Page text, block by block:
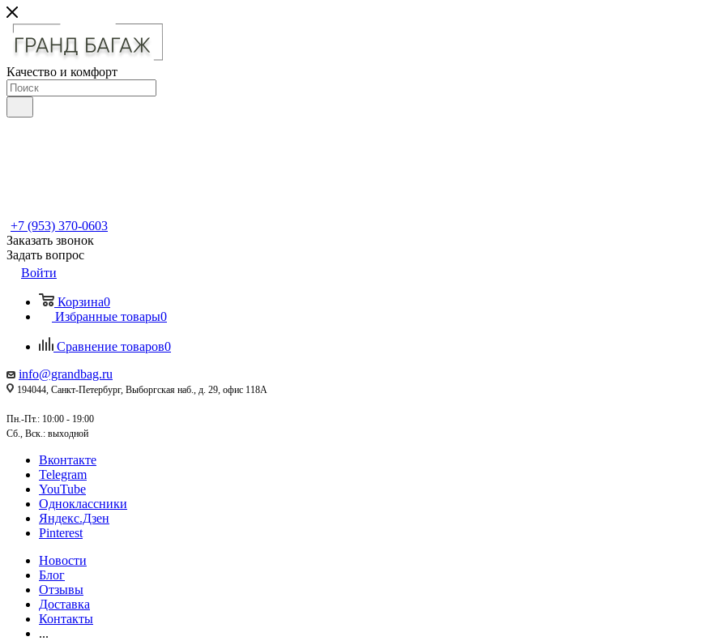
Качество и комфорт
+7 (953) 370-0603
Заказать звонок
Задать вопрос
Войти
Корзина0
Избранные товары0
Сравнение товаров0
info@grandbag.ru
194044, Санкт-Петербург, Выборгская наб., д. 29, офис 118А
Пн.-Пт.: 10:00 - 19:00
Сб., Вск.: выходной
Вконтакте
Telegram
YouTube
Одноклассники
Яндекс.Дзен
Pinterest
Новости
Блог
Отзывы
Доставка
Контакты
...